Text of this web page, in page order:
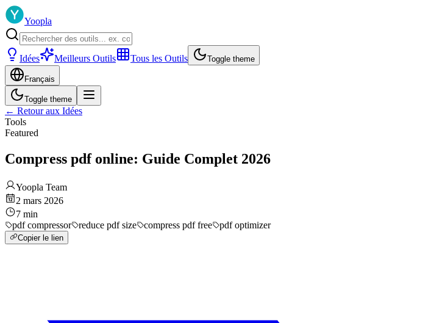
Yoopla
Idées Meilleurs Outils Tous les Outils Toggle theme
Français
Toggle theme
← Retour aux Idées
Tools
Featured
Compress pdf online: Guide Complet 2026
Yoopla Team
2 mars 2026
7 min
pdf compressor
reduce pdf size compress pdf free pdf optimizer
Copier le lien